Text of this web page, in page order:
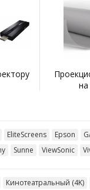
на
EliteScreens Epson
Sunne ViewSonic
Кинотеатральный (4K)